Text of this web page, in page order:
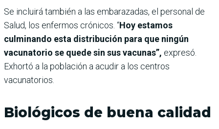
Se incluirá también a las embarazadas, el personal de
Salud, los enfermos crónicos. “Hoy estamos
culminando esta distribución para que ningún
vacunatorio se quede sin sus vacunas”, expresó.
Exhortó a la población a acudir a los centros
vacunatorios.
Biológicos de buena calidad